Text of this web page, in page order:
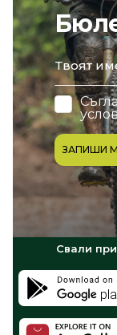
email
ЗАПИШИ
Свали